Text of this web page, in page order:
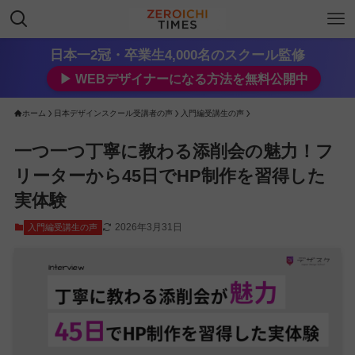
日本一2冠・卒業生4,000名のスクール監修
▶︎ WEBデザイナーになる方法を無料公開中
ホーム 日本デザインスクール受講者の声 入門編受講生の声
一つ一つ丁寧に教わる添削会の魅力！フ
リーターから45日でHP制作を習得した
実体験
入門編受講生の声 2026年3月31日